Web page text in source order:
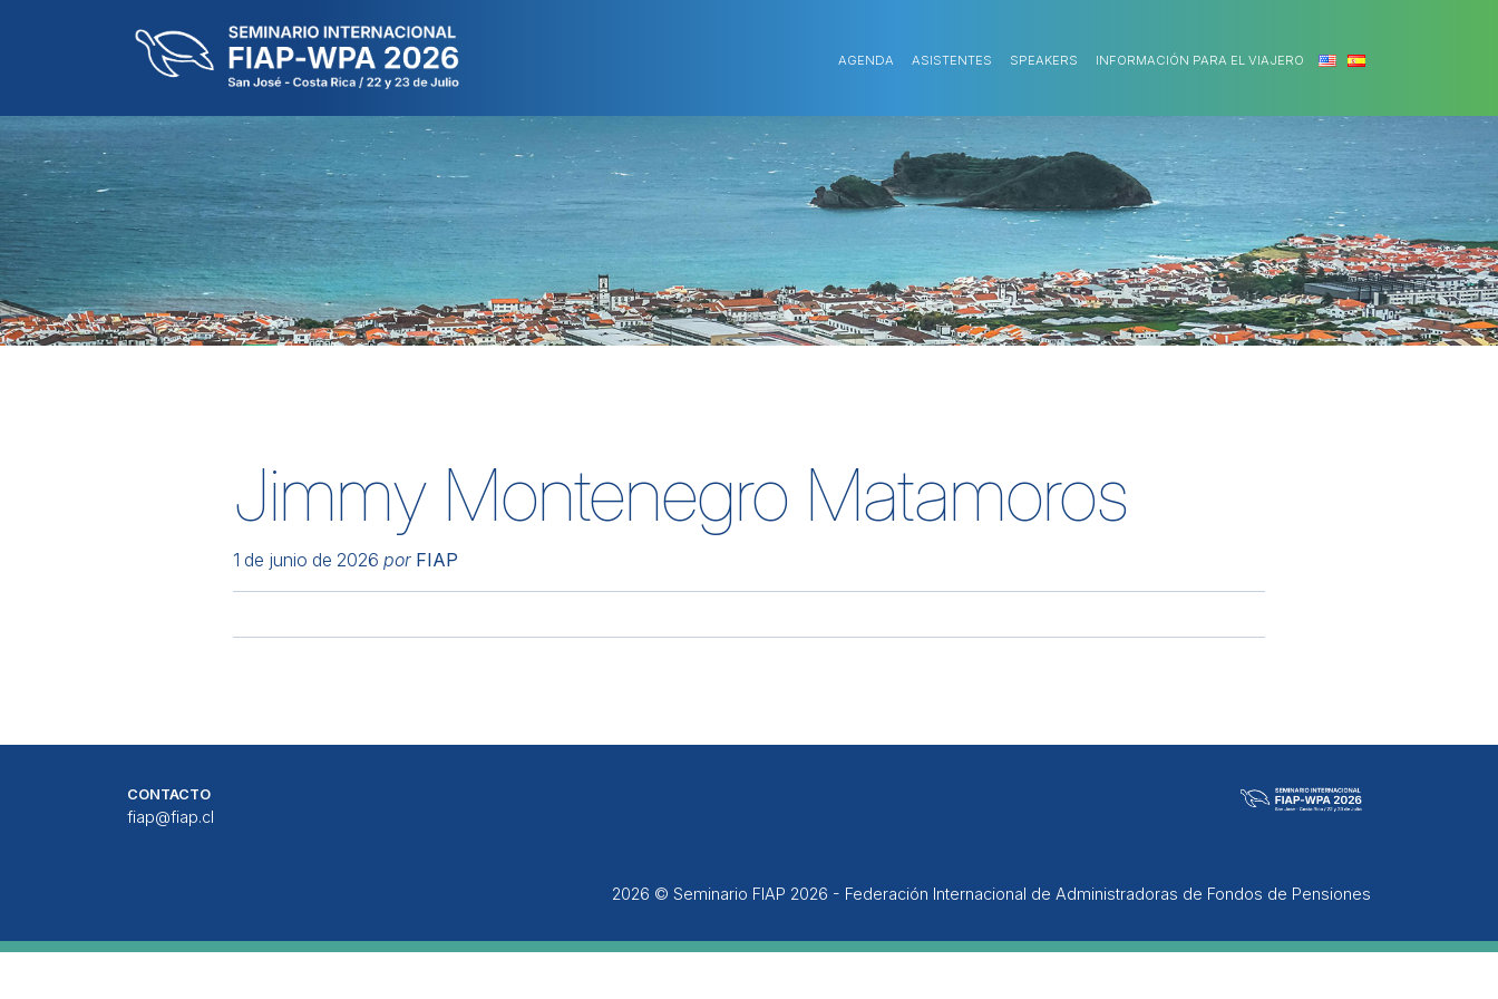
AGENDA ASISTENTES SPEAKERS INFORMACIÓN PARA EL VIAJERO
Jimmy Montenegro Matamoros
1 de junio de 2026 por FIAP
CONTACTO
fiap@fiap.cl
2026 © Seminario FIAP 2026 - Federación Internacional de Administradoras de Fondos de Pensiones